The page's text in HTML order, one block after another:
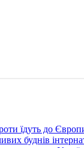
їдуть до
буднів